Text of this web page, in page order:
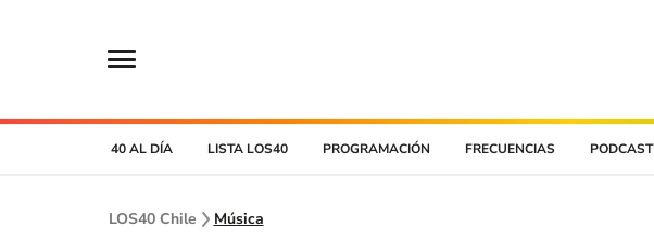
40 AL DÍA LISTA LOS40 PROGRAMACIÓN FRECUENCIAS PODCAST
LOS40 Chile Música